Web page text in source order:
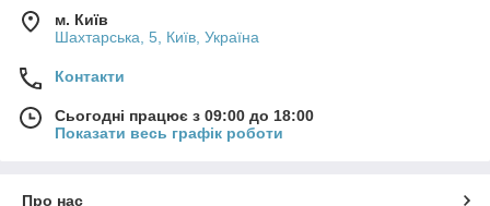
м. Київ
Шахтарська, 5, Київ, Україна
Контакти
Сьогодні працює з 09:00 до 18:00
Показати весь графік роботи
Про нас